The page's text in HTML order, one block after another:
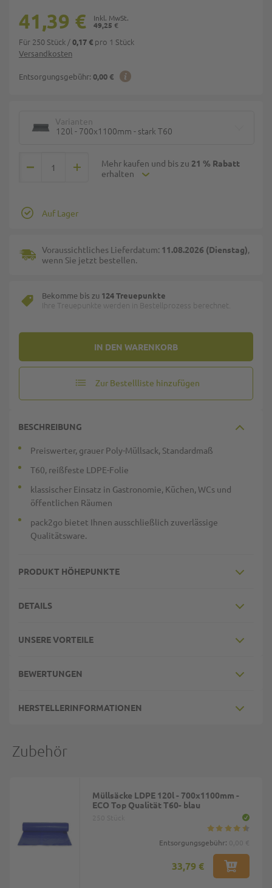
Versandkosten
Entsorgungsgebühr: 0,00 €
49,25 €
41,39 €
Für 250 Stück /0,17 € pro 1 Stück
Varianten
120l - 700x1100mm - stark T60
Mehr kaufen und bis zu 21 % Rabatt
erhalten
IN DEN WARENKORB
Auf Lager
Voraussichtliches Lieferdatum: 11.08.2026 (Dienstag),
wenn Sie jetzt bestellen.
Bekomme bis zu 124 Treuepunkte
Ihre Treuepunkte werden in Bestellprozess berechnet.
Zur Bestellliste hinzufügen
BESCHREIBUNG
Preiswerter, grauer Poly-Müllsack, Standardmaß
T60, reißfeste LDPE-Folie
klassischer Einsatz in Gastronomie, Küchen, WCs und
öffentlichen Räumen
pack2go bietet Ihnen ausschließlich zuverlässige
Qualitätsware.
PRODUKT HÖHEPUNKTE
DETAILS
UNSERE VORTEILE
BEWERTUNGEN
HERSTELLERINFORMATIONEN
Zubehör
Müllsäcke LDPE 120l - 700x1100mm -
ECO Top Qualität T60- blau
Entsorgungsgebühr:
33,79 €